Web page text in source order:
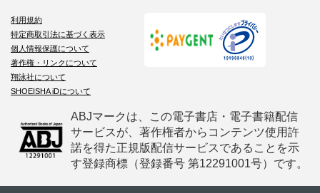
利用規約
特定商取引法に基づく表示
個人情報保護について
著作権・リンクについて
翔泳社について
SHOEISHA iDについて
ABJマークは、この電子書店・電子書籍配信
サービスが、著作権者からコンテンツ使用許
諾を得た正規版配信サービスであることを示
す登録商標（登録番号 第12291001号）です。